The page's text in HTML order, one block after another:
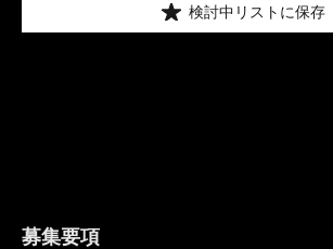
検討中リストに保存
募集要項